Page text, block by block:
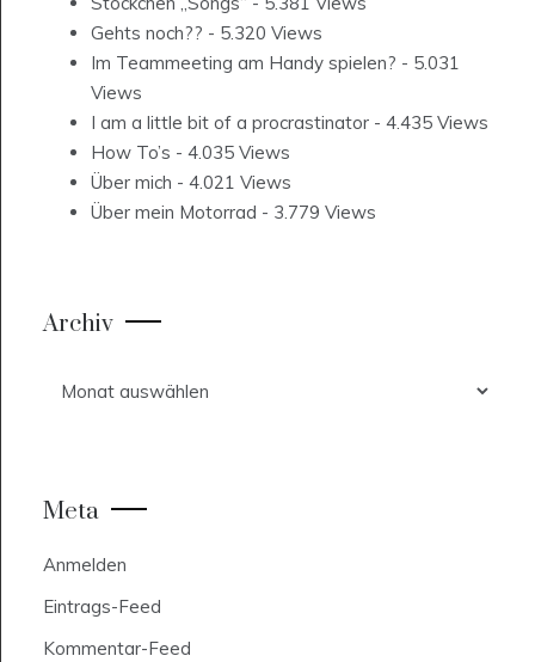
Gehts noch?? - 5.320 Views
Im Teammeeting am Handy spielen? - 5.031
Views
I am a little bit of a procrastinator - 4.435 Views
How To’s - 4.035 Views
Über mich - 4.021 Views
Über mein Motorrad - 3.779 Views
Archiv
Meta
Anmelden
Eintrags-Feed
Kommentar-Feed